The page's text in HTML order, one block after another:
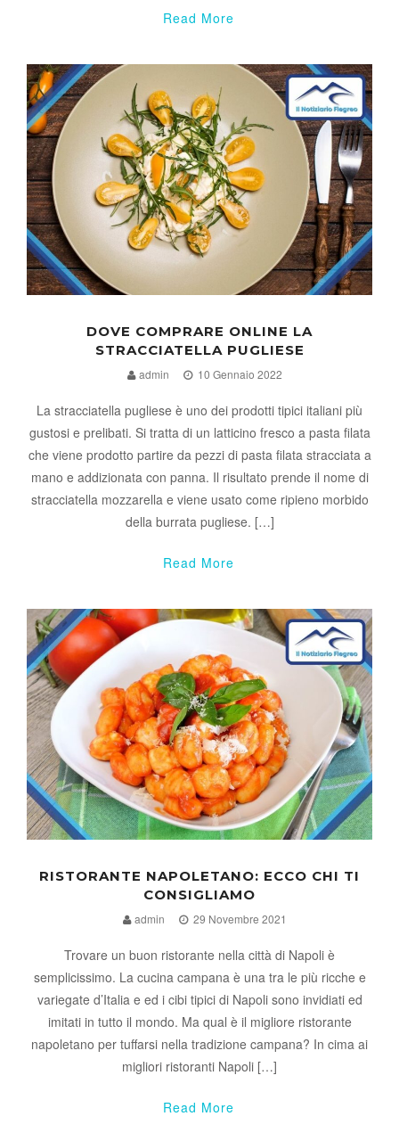
Read More
DOVE COMPRARE ONLINE LA
STRACCIATELLA PUGLIESE
admin 10 Gennaio 2022
La stracciatella pugliese è uno dei prodotti tipici italiani più
gustosi e prelibati. Si tratta di un latticino fresco a pasta filata
che viene prodotto partire da pezzi di pasta filata stracciata a
mano e addizionata con panna. Il risultato prende il nome di
stracciatella mozzarella e viene usato come ripieno morbido
della burrata pugliese. […]
Read More
RISTORANTE NAPOLETANO: ECCO CHI TI
CONSIGLIAMO
admin 29 Novembre 2021
Trovare un buon ristorante nella città di Napoli è
semplicissimo. La cucina campana è una tra le più ricche e
variegate d’Italia e ed i cibi tipici di Napoli sono invidiati ed
imitati in tutto il mondo. Ma qual è il migliore ristorante
napoletano per tuffarsi nella tradizione campana? In cima ai
migliori ristoranti Napoli […]
Read More